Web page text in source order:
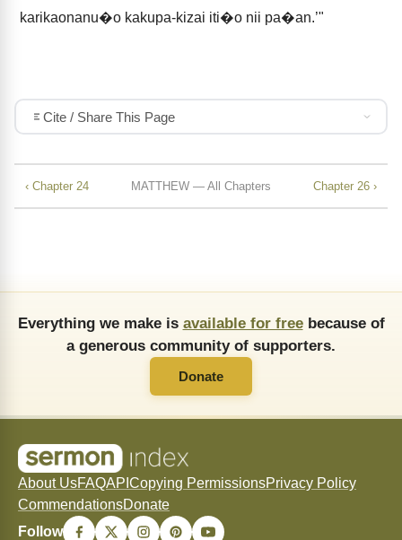
karikaonanu�o kakupa-kizai iti�o nii pa�an.’"
Cite / Share This Page
‹ Chapter 24 MATTHEW — All Chapters Chapter 26 ›
Everything we make is available for freebecause of
a generous community of supporters.
Donate
About UsFAQAPI Copying PermissionsPrivacy Policy
CommendationsDonate
Follow